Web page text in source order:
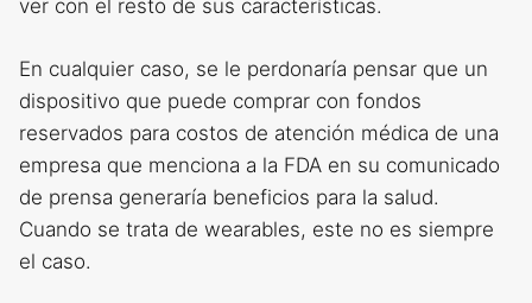
ver con el resto de sus características.
En cualquier caso, se le perdonaría pensar que un
dispositivo que puede comprar con fondos
reservados para costos de atención médica de una
empresa que menciona a la FDA en su comunicado
de prensa generaría beneficios para la salud.
Cuando se trata de wearables, este no es siempre
el caso.